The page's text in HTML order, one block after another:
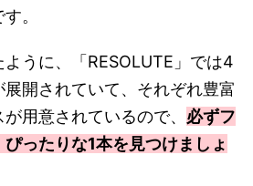
。
うに、「RESOLUTE」では4
開されていて、それぞれ豊富
用意されているので、 必ずフ
ったりな1本を見つけましょ